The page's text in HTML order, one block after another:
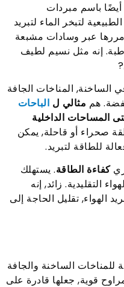
أيضًا باسم مبردات
لتبخر الماء لتبريد
مررها عبر وسادات مشبعة
رطبة. إنه مثل نسيم لطيف
المناخات الجافة
هم مثالي ل الباحات
المساحات الداخلية
صحراء أو قاحلة, يمكن
للطاقة لتبريد.
كفاءة الطاقة. يستهلك
التقليدية. زائد, إنه
الهواء, تقليل الحاجة إلى
للمناخات الساخنة والجافة
قوية, جعلها قادرة على